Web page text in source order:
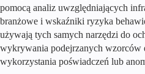
pomocą analiz uwzględniających
branżowe i wskaźniki ryzyka
używają tych samych narzędzi do
wykrywania podejrzanych wzorców
wykorzystania poświadczeń lub